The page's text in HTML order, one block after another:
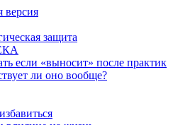
версия
защита
если «выносит» после практик
ли оно вообще?